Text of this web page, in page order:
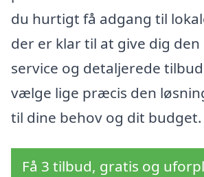
du hurtigt få adgang til
der er klar til at give dig den
service og detaljerede
vælge lige præcis den
til dine behov og dit budget.
Få 3 tilbud, gratis og